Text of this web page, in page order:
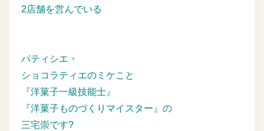
2店舗を営んでいる
パティシエ・
ショコラティエのミケこと
『洋菓子一級技能士』
『洋菓子ものづくりマイスター』の
三宅崇です?